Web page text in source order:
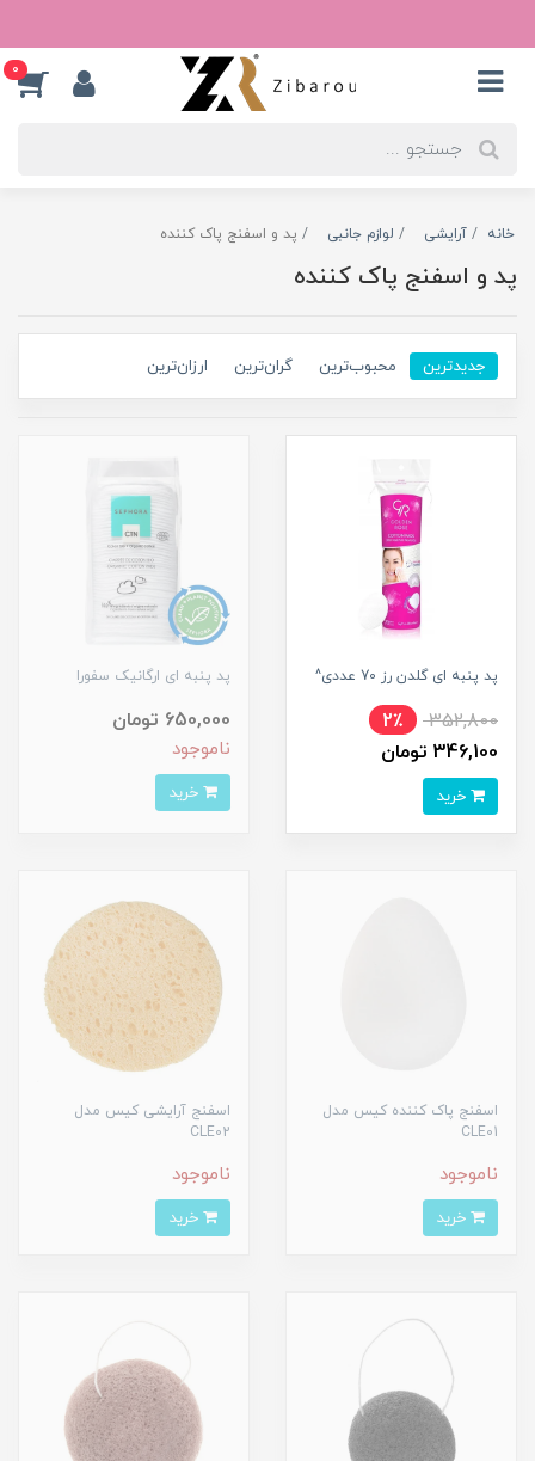
0
خانه آرایشی لوازم جانبی پد و اسفنج پاک کننده
پد و اسفنج پاک کننده
جدیدترین محبوب‌ترین گران‌ترین ارزان‌ترین
پد پنبه ای گلدن رز 70 عددی^
352,800
2٪
346,100 تومان
پد پنبه ای ارگانیک سفورا
650,000 تومان
ناموجود
اسفنج پاک کننده کیس مدل
CLE01
ناموجود
اسفنج آرایشی کیس مدل
CLE02
ناموجود